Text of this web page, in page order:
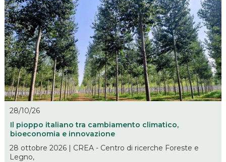
28/10/26
Il pioppo italiano tra cambiamento climatico,
bioeconomia e innovazione
28 ottobre 2026 | CREA - Centro di ricerche Foreste e
Legno,